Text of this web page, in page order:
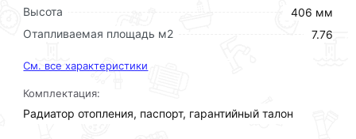
Высота
406 мм
Отапливаемая площадь м2
7.76
См. все характеристики
Комплектация:
Радиатор отопления, паспорт, гарантийный талон